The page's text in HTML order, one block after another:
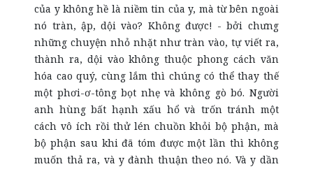
của y không hề là niềm tin của y, mà từ bên ngoài
nó tràn, ập, dội vào? Không được! - bởi chưng
những chuyện nhỏ nhặt như tràn vào, tự viết ra,
thành ra, dội vào không thuộc phong cách văn
hóa cao quý, cùng lắm thì chúng có thể thay thế
một phơi-ơ-tông bọt nhẹ và không gò bó. Người
anh hùng bất hạnh xấu hổ và trốn tránh một
cách vô ích rồi thử lén chuồn khỏi bộ phận, mà
bộ phận sau khi đã tóm được một lần thì không
muốn thả ra, và y đành thuận theo nó. Và y dần